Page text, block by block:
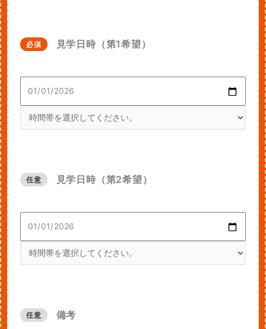
必須 見学日時（第1希望）
任意 見学日時（第2希望）
任意 備考